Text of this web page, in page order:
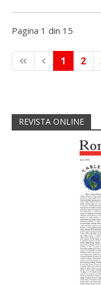
Pagina 1 din 15
1 2
REVISTA ONLINE